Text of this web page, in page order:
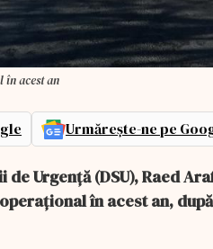
în acest an
Urmărește-ne pe
Urgenţă (DSU), Raed
în acest an,